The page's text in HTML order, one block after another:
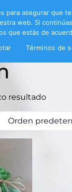
resultado
para asegurar que
web. Si
que estás de
Términos de